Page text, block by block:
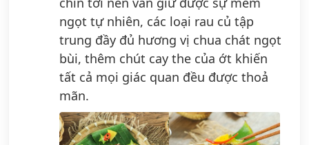
ngọt tự nhiên, các loại rau củ tập
trung đầy đủ hương vị chua chát ngọt
bùi, thêm chút cay the của ớt khiến
tất cả mọi giác quan đều được thoả
mãn.